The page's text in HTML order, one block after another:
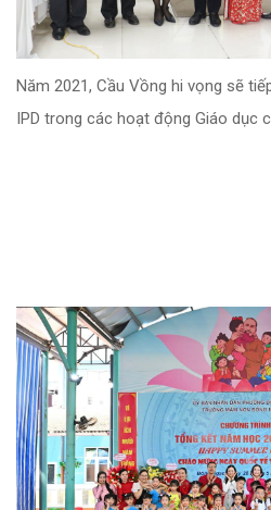
Năm 2021, Cầu Vồng hi vọng sẽ
IPD trong các hoạt động Giáo dục